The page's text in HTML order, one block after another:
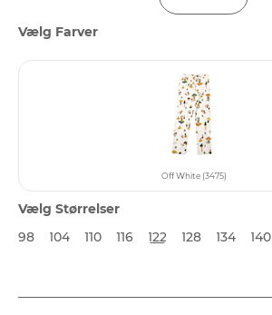
Vælg Farver
Off White (3475)
Vælg Størrelser
98
104 110 116 122 128 134
140